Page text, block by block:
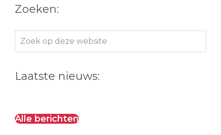
Zoeken:
Zoek
op
website
Laatste nieuws:
Alle berichten